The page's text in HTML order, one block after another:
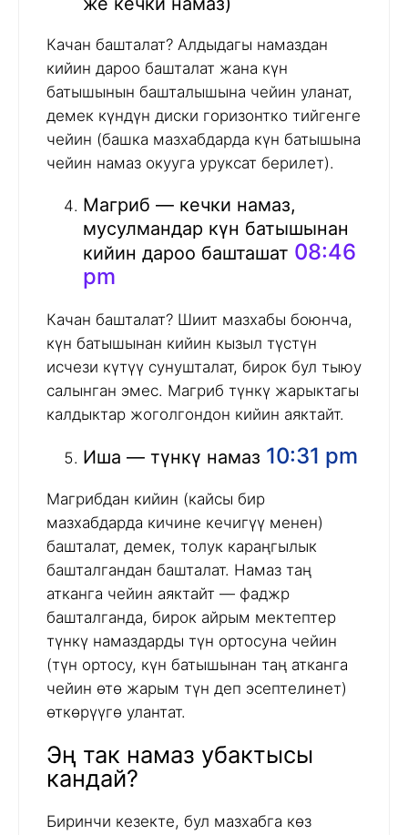
Качан башталат? Алдыдагы намаздан
кийин дароо башталат жана күн
батышынын башталышына чейин уланат,
демек күндүн диски горизонтко тийгенге
чейин (башка мазхабдарда күн батышына
чейин намаз окууга уруксат берилет).
Магриб — кечки намаз,
мусулмандар күн батышынан
кийин дароо башташат 08:46
pm
Качан башталат? Шиит мазхабы боюнча,
күн батышынан кийин кызыл түстүн
исчези күтүү сунушталат, бирок бул тыюу
салынган эмес. Магриб түнкү жарыктагы
калдыктар жоголгондон кийин аяктайт.
Иша — түнкү намаз 10:31 pm
Магрибдан кийин (кайсы бир
мазхабдарда кичине кечигүү менен)
башталат, демек, толук караңгылык
башталгандан башталат. Намаз таң
атканга чейин аяктайт — фаджр
башталганда, бирок айрым мектептер
түнкү намаздарды түн ортосуна чейин
(түн ортосу, күн батышынан таң атканга
чейин өтө жарым түн деп эсептелинет)
өткөрүүгө улантат.
Эң так намаз убактысы
кандай?
Биринчи кезекте, бул мазхабга көз